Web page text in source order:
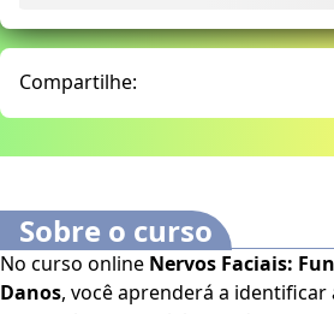
Compartilhe:
Sobre o curso
No curso online Nervos Faciais:
Danos, você aprenderá a identificar